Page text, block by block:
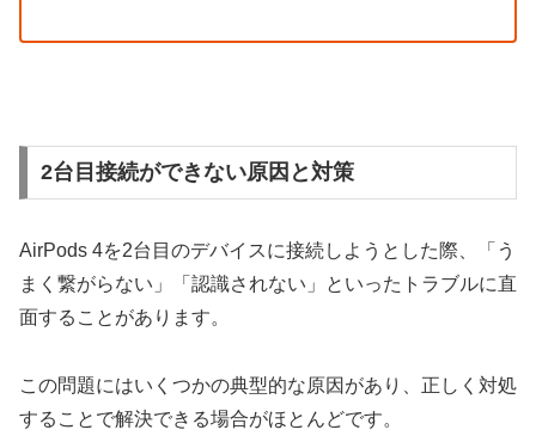
2台目接続ができない原因と対策
AirPods 4を2台目のデバイスに接続しようとした際、「う
まく繋がらない」「認識されない」といったトラブルに直
面することがあります。
この問題にはいくつかの典型的な原因があり、正しく対処
することで解決できる場合がほとんどです。